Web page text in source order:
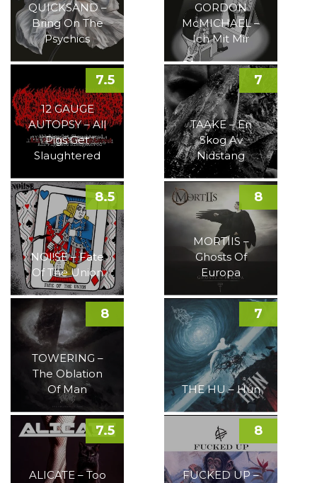
QUICKSAND –
Bring On The
Psychics
GORDON
McMICHAEL –
Ich Mit Mir
12 GAUGE
AUTOPSY – All
Pigs Get
Slaughtered
7.5
TAAKE – En
Skog Av
Nidstang
7
NOI!SE – Fate
Of The Union
8.5
MORTIIS –
Ghosts Of
Europa
8
TOWERING –
The Oblation
Of Man
8
THE HU – Hun
7
ALICATE – Too
7.5
FUCKED UP –
8